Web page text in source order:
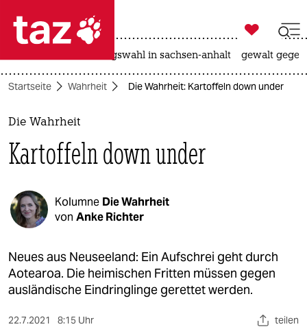
 taz zahl ich
taz zahl ich
themen
politik
öko
gesellschaft
kultur
sport

taz zahl ich
landtagswahl in sachsen-anhalt gewalt
Startseite Wahrheit Die Wahrheit: Kartoffeln down under
Die Wahrheit
Kartoffeln down under
Kolumne Die Wahrheit
von Anke Richter
Neues aus Neuseeland: Ein Aufschrei geht durch
Aotearoa. Die heimischen Fritten müssen gegen
ausländische Eindringlinge gerettet werden.
22.7.2021 8:15 Uhr teilen